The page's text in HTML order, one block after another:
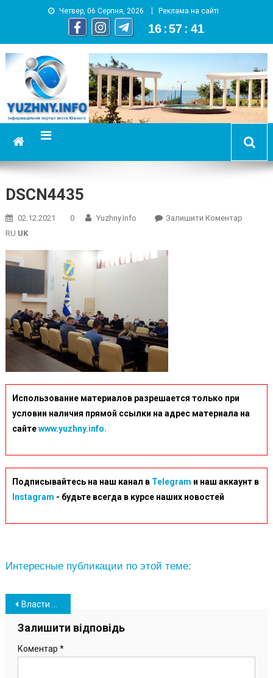
Четвер, 06 Серпня, 2026 Реклама на сайті
16 :57 : 42
YUZHNY.INFO
информационный портал города Южный
DSCN4435
02.12.2021 0 Yuzhny.info Залишити КоментарOn
RU UK
Использование материалов разрешается только при
условии наличия прямой ссылки на адрес материала на
сайтеwww.yuzhny.info.
Подписывайтесь на наш канал в Telegram и наш аккаунт в
Instagram - будьте всегда в курсе наших новостей
Интересные публикации по этой теме:
Навігація
записів
Власти Южного бьют тревогу из-за транспортной проблемы на трассе Одесса-Южный
Залишити відповідь
Коментар *